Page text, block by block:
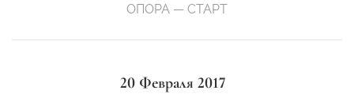
ОПОРА — СТАРТ
20 Февраля 2017